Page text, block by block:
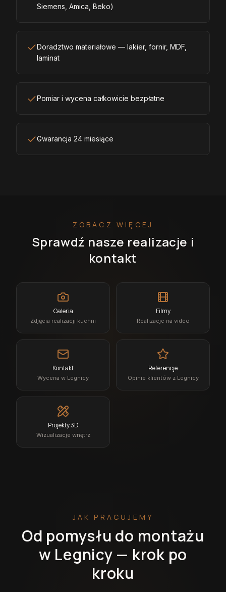
Siemens, Amica, Beko)
Doradztwo materiałowe — lakier, fornir, MDF,
laminat
Pomiar i wycena całkowicie bezpłatne
Gwarancja 24 miesiące
ZOBACZ WIĘCEJ
Sprawdź nasze realizacje i
kontakt
Galeria
Zdjęcia realizacji kuchni
Filmy
Realizacje na video
Kontakt
Wycena w Legnicy
Referencje
Opinie klientów z Legnicy
Projekty 3D
Wizualizacje wnętrz
JAK PRACUJEMY
Od pomysłu do montażu
w Legnicy — krok po
kroku